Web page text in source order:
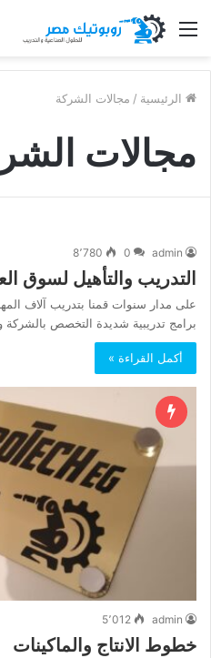
القائمة
الرئيسية / مجالات الشركة
مجالات
admin
0 8٬780
التدريب والتأهيل لسوق
على مدار سنوات قمنا بتدريب آلاف
برامج تدريبية شديدة التخصص
أكمل القراءة »
admin 5٬012
خطوط الانتاج والماكينات